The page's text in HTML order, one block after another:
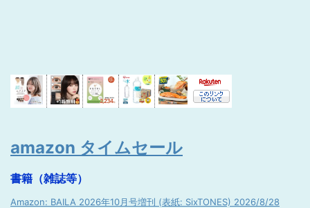
amazon タイムセール
書籍（雑誌等）
Amazon: BAILA 2026年10月号増刊 (表紙: SixTONES) 2026/8/28